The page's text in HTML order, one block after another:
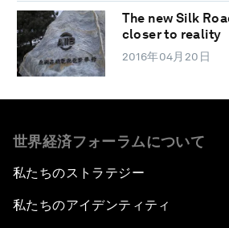
The new Silk
closer to reality
2016年04月20日
世界経済フォーラムについて
私たちのストラテジー
私たちのアイデンティティ